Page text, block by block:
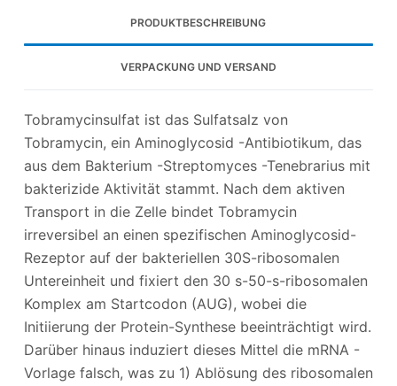
PRODUKTBESCHREIBUNG
VERPACKUNG UND VERSAND
Tobramycinsulfat ist das Sulfatsalz von
Tobramycin, ein Aminoglycosid -Antibiotikum, das
aus dem Bakterium -Streptomyces -Tenebrarius mit
bakterizide Aktivität stammt. Nach dem aktiven
Transport in die Zelle bindet Tobramycin
irreversibel an einen spezifischen Aminoglycosid-
Rezeptor auf der bakteriellen 30S-ribosomalen
Untereinheit und fixiert den 30 s-50-s-ribosomalen
Komplex am Startcodon (AUG), wobei die
Initiierung der Protein-Synthese beeinträchtigt wird.
Darüber hinaus induziert dieses Mittel die mRNA -
Vorlage falsch, was zu 1) Ablösung des ribosomalen